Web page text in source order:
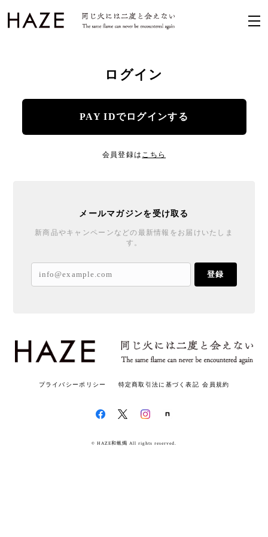
ログイン
PAY IDでログインする
会員登録は こちら
メールマガジンを受け取る
新商品やキャンペーンなどの最新情報をお届けいたしま
す。
登録
プライバシーポリシー 特定商取引法に基づく表記 会員規約
© HAZE和蝋燭 All rights reserved.